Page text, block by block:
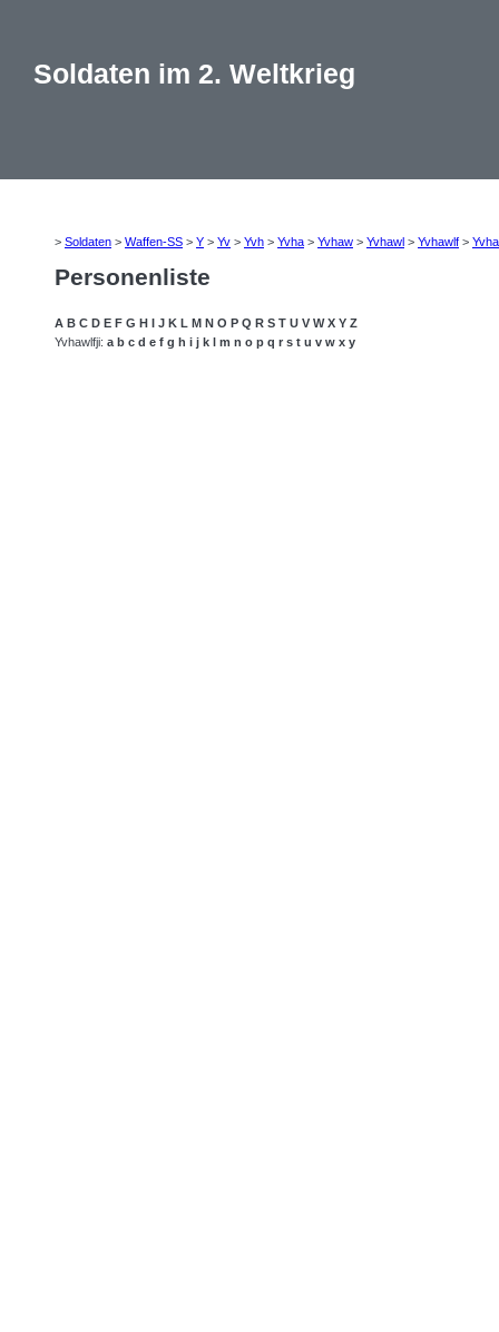
Soldaten im 2. Weltkrieg
> Soldaten > Waffen-SS > Y > Yv > Yvh > Yvha > Yvhaw > Yvhawl > Yvhawlf >
Personenliste
A B C D E F G H I J K L M N O P Q R S T U V W X Y Z
Yvhawlfji: a b c d e f g h i j k l m n o p q r s t u v w x y